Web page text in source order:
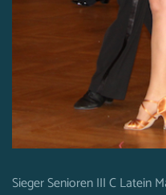
Sieger Senioren III C Latein